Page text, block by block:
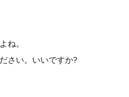
ね。
さい。いいですか?